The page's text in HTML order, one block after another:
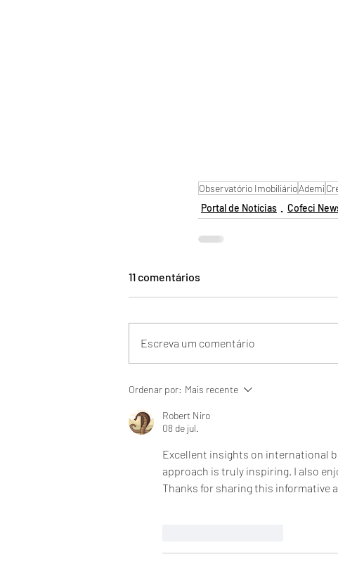
Observatório ImobiliárioAdemi
Portal de Notícias
Cofeci
11 comentários
Escreva um comentário
Ordenar por: Mais recente
Robert Niro
08 de jul.
Excellent insights on international
approach is truly inspiring. I also
Thanks for sharing this informative